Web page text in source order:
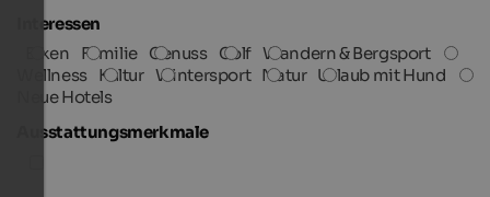
Interessen
Biken
Familie Genuss Golf Wandern & Bergsport
Wellness Kultur Wintersport Natur Urlaub mit Hund
Neue Hotels
Ausstattungsmerkmale